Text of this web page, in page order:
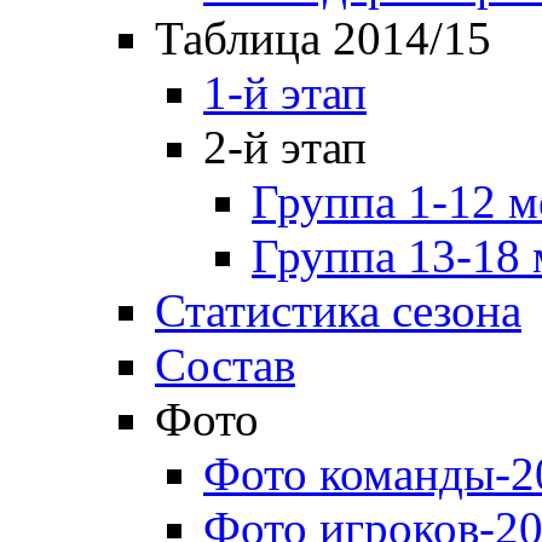
Таблица 2014/15
1-й этап
2-й этап
Группа 1-12
Группа 13-18
Статистика сезона
Состав
Фото
Фото команды-
Фото игроков-